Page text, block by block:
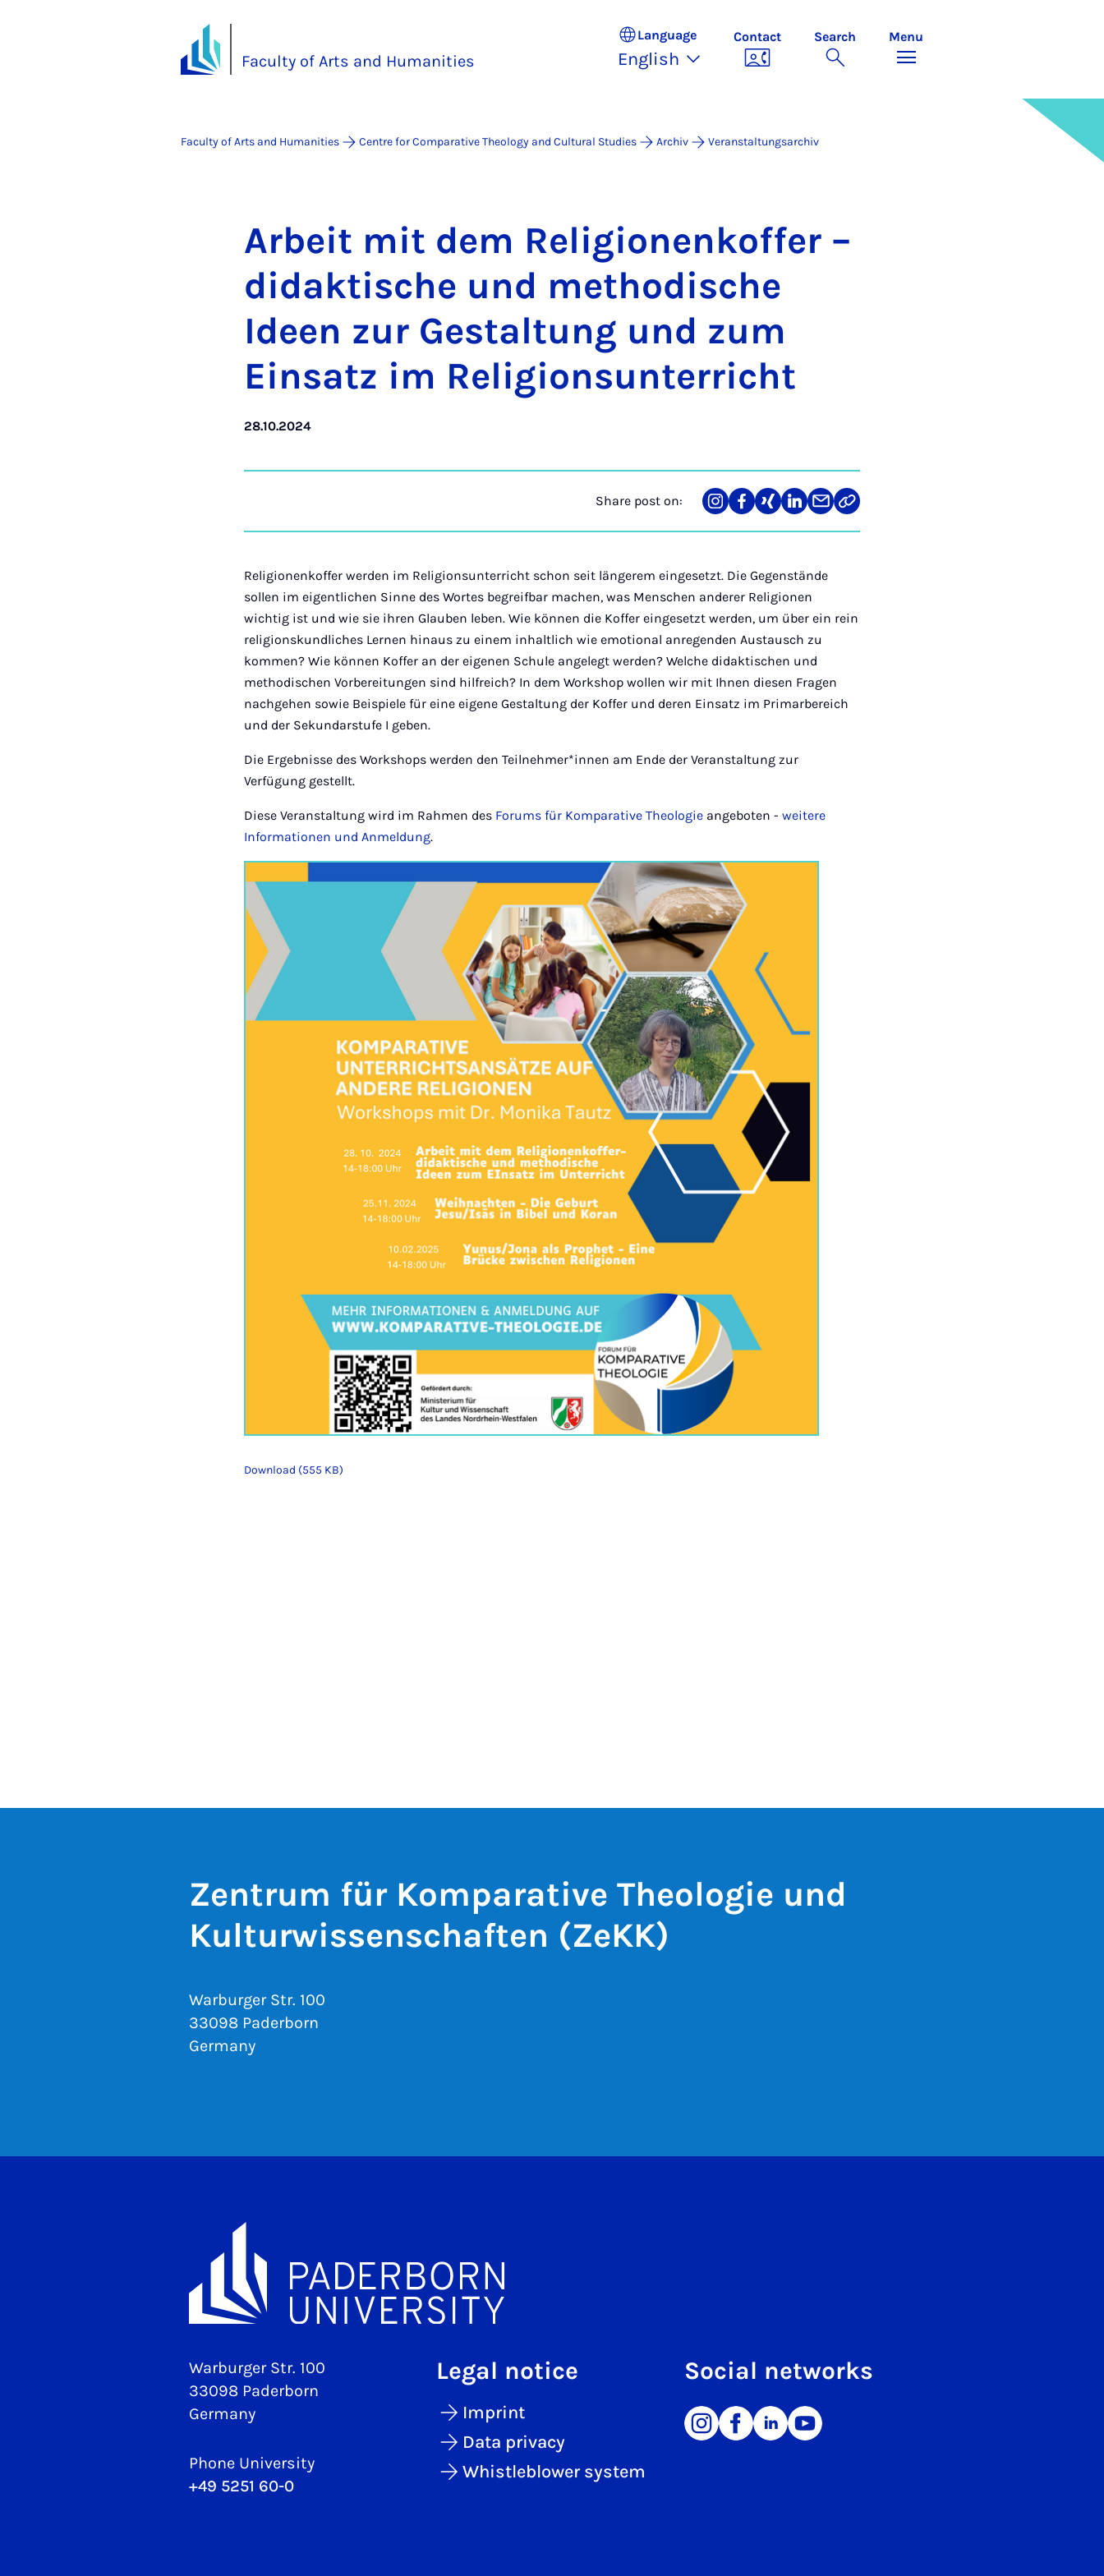
Faculty of Arts and Humanities
Language
English
Contact Search Menu
Faculty of Arts and Humanities Centre for Comparative Theology and Cultural Studies Archiv Veranstaltungsarchiv
Arbeit mit dem Re­li­gion­en­kof­fer –
didakt­ische und meth­odis­che
Ideen zur Gestal­tung und zum
Ein­satz im Re­li­gion­sun­ter­richt
28.10.2024
Share post on:
Share
on
Teilen
auf
Teilen
auf
Teilen
auf
Teilen
über
Mail
Link
kopieren
Religionenkoffer werden im Religionsunterricht schon seit längerem eingesetzt. Die Gegenstände
sollen im eigentlichen Sinne des Wortes begreifbar machen, was Menschen anderer Religionen
wichtig ist und wie sie ihren Glauben leben. Wie können die Koffer eingesetzt werden, um über ein rein
religionskundliches Lernen hinaus zu einem inhaltlich wie emotional anregenden Austausch zu
kommen? Wie können Koffer an der eigenen Schule angelegt werden? Welche didaktischen und
methodischen Vorbereitungen sind hilfreich? In dem Workshop wollen wir mit Ihnen diesen Fragen
nachgehen sowie Beispiele für eine eigene Gestaltung der Koffer und deren Einsatz im Primarbereich
und der Sekundarstufe I geben.
Die Ergebnisse des Workshops werden den Teilnehmer*innen am Ende der Veranstaltung zur
Verfügung gestellt.
Diese Veranstaltung wird im Rahmen des Forums für Komparative Theologie angeboten -weitere
Informationen und Anmeldung.
Download (555 KB)
Zentrum für Komparative Theologie und
Kulturwissenschaften (ZeKK)
Warburger Str. 100
33098 Paderborn
Germany
Warburger Str. 100
33098 Paderborn
Germany
Phone University
+49 5251 60-0
Legal notice
Imprint
Data privacy
Whistleblower system
Social networks